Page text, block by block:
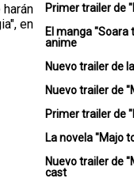
en
Primer trailer de
El manga "Soara
anime
Nuevo trailer de
Nuevo trailer de
Primer trailer de
La novela "Majo
Nuevo trailer de
cast